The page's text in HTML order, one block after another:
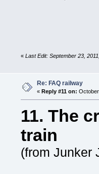
«Last Edit: September 23,
Re: FAQ railway
« Reply #11 on:
11. The
train
(from Junker